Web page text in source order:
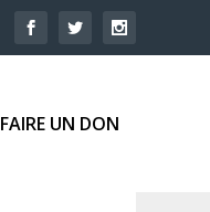
FAIRE UN DON